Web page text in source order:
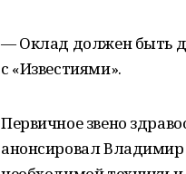
— Оклад должен быть
с «Известиями».
Первичное звено
анонсировал Владимир